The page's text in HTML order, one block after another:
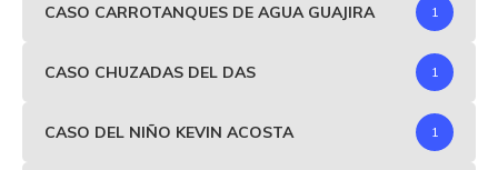
CASO CARROTANQUES DE AGUA GUAJIRA 1
CASO CHUZADAS DEL DAS 1
CASO DEL NIÑO KEVIN ACOSTA 1